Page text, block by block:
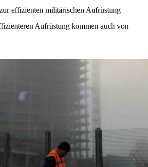
effizienten militärischen Aufrüstung
Aufrüstung kommen auch von